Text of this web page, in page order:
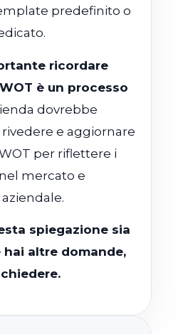
predefinito o
ricordare
è un processo
dovrebbe
e aggiornare
per riflettere i
mercato e
spiegazione sia
hai altre domande,